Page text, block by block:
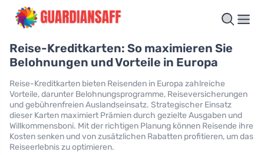
Reise-Kreditkarten: So maximieren Sie
Belohnungen und Vorteile in Europa
Reise-Kreditkarten bieten Reisenden in Europa zahlreiche
Vorteile, darunter Belohnungsprogramme, Reiseversicherungen
und gebührenfreien Auslandseinsatz. Strategischer Einsatz
dieser Karten maximiert Prämien durch gezielte Ausgaben und
Willkommensboni. Mit der richtigen Planung können Reisende ihre
Kosten senken und von zusätzlichen Rabatten profitieren, um das
Reiseerlebnis zu optimieren.